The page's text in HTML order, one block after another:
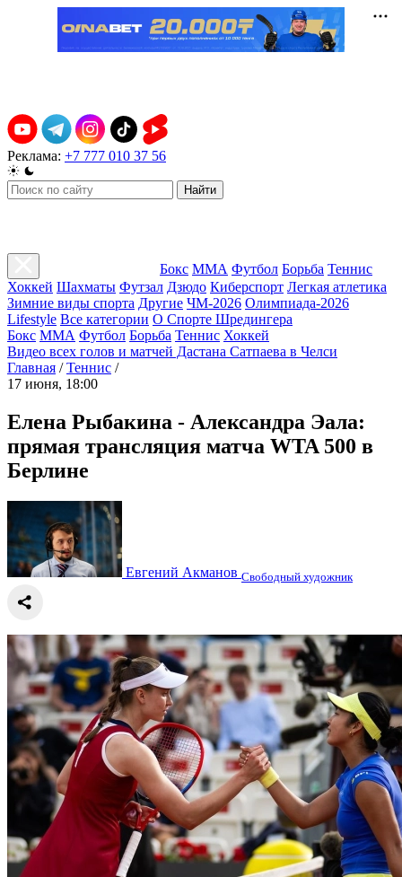
Реклама: +7 777 010 37 56
Найти
Бокс ММА Футбол Борьба Теннис
Хоккей Шахматы Футзал Дзюдо Киберспорт Легкая атлетика
Зимние виды спорта Другие ЧМ-2026 Олимпиада-2026
Lifestyle Все категории О Спорте Шредингера
Бокс ММА Футбол Борьба Теннис Хоккей
Видео всех голов и матчей Дастана Сатпаева в Челси
Главная / Теннис /
17 июня, 18:00
Елена Рыбакина - Александра Эала:
прямая трансляция матча WTA 500 в
Берлине
Евгений Акманов Свободный художник